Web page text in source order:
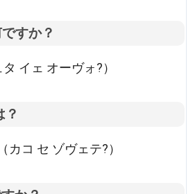
すか？
イェ オーヴォ?）
カコ セ ゾヴェテ?）